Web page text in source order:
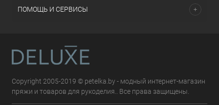
ПОМОЩЬ И СЕРВИСЫ
Copyright 2005-2019 © petelka.by - модный интернет-магазин
пряжи и товаров для рукоделия.. Все права защищены.